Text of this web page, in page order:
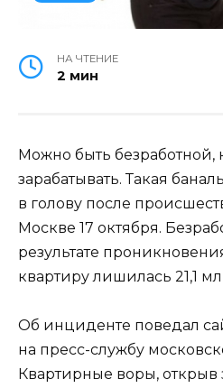
НА ЧТЕНИЕ
2 мин
Можно быть безработной,
зарабатывать. Такая
в голову после
Москве 17 октября.
результате
квартиру лишилась 21,1
Об инциденте поведал
на пресс-службу
Квартирные воры, открыв